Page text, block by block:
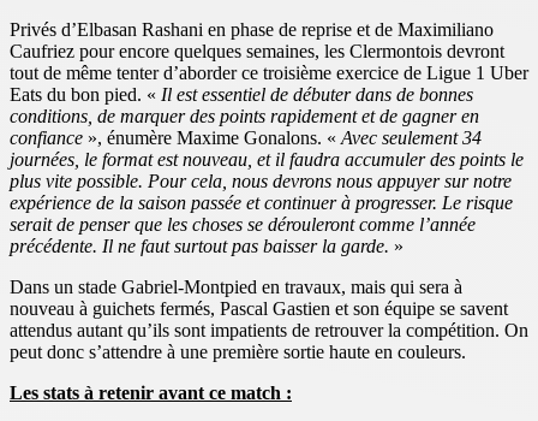
Privés d’Elbasan Rashani en phase de reprise et de Maximiliano
Caufriez pour encore quelques semaines, les Clermontois devront
tout de même tenter d’aborder ce troisième exercice de Ligue 1 Uber
Eats du bon pied. « Il est essentiel de débuter dans de bonnes
conditions, de marquer des points rapidement et de gagner en
confiance », énumère Maxime Gonalons. « Avec seulement 34
journées, le format est nouveau, et il faudra accumuler des points le
plus vite possible. Pour cela, nous devrons nous appuyer sur notre
expérience de la saison passée et continuer à progresser. Le risque
serait de penser que les choses se dérouleront comme l’année
précédente. Il ne faut surtout pas baisser la garde. »
Dans un stade Gabriel-Montpied en travaux, mais qui sera à
nouveau à guichets fermés, Pascal Gastien et son équipe se savent
attendus autant qu’ils sont impatients de retrouver la compétition. On
peut donc s’attendre à une première sortie haute en couleurs.
Les stats à retenir avant ce match :